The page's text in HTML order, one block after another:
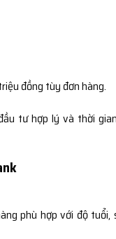
đồng tùy đơn hàng.
tư hợp lý và thời
phù hợp với độ tuổi,